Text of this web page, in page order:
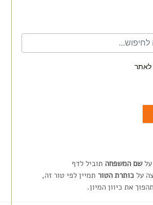
לאתר
עלשם המשפחה תוביל לדף
על כותרת הטור תמיין לפי טור זה,
את כיוון המיון.